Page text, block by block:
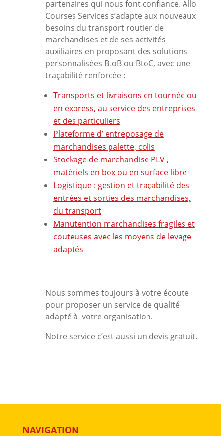
partenaires qui nous font confiance. Allo
Courses Services s’adapte aux nouveaux
besoins du transport routier de
marchandises et de ses activités
auxiliaires en proposant des solutions
personnalisées BtoB ou BtoC, avec une
traçabilité renforcée :
Transports et livraisons en tournée ou
en express, au service des entreprises
et des particuliers
Plateforme d’ entreposage de
marchandises palette, colis
Stockage de marchandise PLV ,
matériels en box ou en surface libre
Logistique : gestion et traçabilité des
entrées et sorties des marchandises,
du transport
Manutention marchandises fragiles et
couteuses avec les moyens de levage
adaptés
Nous sommes toujours à votre écoute
pour proposer un service de qualité
adapté à votre organisation.
Notre service c’est aussi un devis gratuit.
NAVIGATION